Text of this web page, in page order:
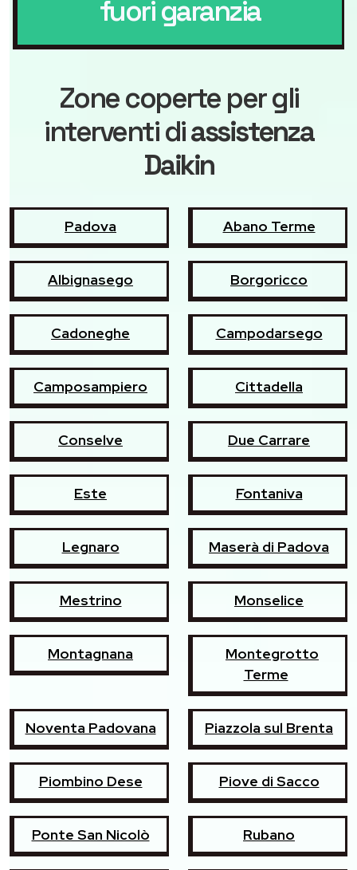
fuori garanzia
Zone coperte per gli
interventi diassistenza
Daikin
Padova Abano Terme
Albignasego Borgoricco
Cadoneghe Campodarsego
Camposampiero Cittadella
Conselve Due Carrare
Este Fontaniva
Legnaro Maserà di Padova
Mestrino Monselice
Montagnana
Montegrotto
Terme
Noventa Padovana Piazzola sul Brenta
Piombino Dese Piove di Sacco
Ponte San Nicolò Rubano